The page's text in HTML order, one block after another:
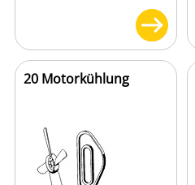
20 Motorkühlung